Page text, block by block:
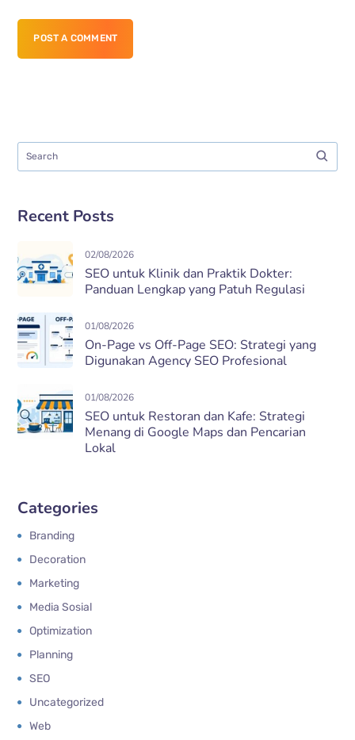
POST A COMMENT
Recent Posts
02/08/2026
SEO untuk Klinik dan Praktik Dokter:
Panduan Lengkap yang Patuh Regulasi
01/08/2026
On-Page vs Off-Page SEO: Strategi yang
Digunakan Agency SEO Profesional
01/08/2026
SEO untuk Restoran dan Kafe: Strategi
Menang di Google Maps dan Pencarian
Lokal
Categories
Branding
Decoration
Marketing
Media Sosial
Optimization
Planning
SEO
Uncategorized
Web